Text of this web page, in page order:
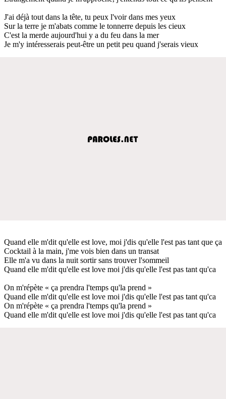
J'ai déjà tout dans la tête, tu peux l'voir dans mes yeux
Sur la terre je m'abats comme le tonnerre depuis les cieux
C'est la merde aujourd'hui y a du feu dans la mer
Je m'y intéresserais peut-être un petit peu quand j'serais vieux
Quand elle m'dit qu'elle est love, moi j'dis qu'elle l'est pas tant que ça
Cocktail à la main, j'me vois bien dans un transat
Elle m'a vu dans la nuit sortir sans trouver l'sommeil
Quand elle m'dit qu'elle est love moi j'dis qu'elle l'est pas tant qu'ca
On m'répète « ça prendra l'temps qu'la prend »
Quand elle m'dit qu'elle est love moi j'dis qu'elle l'est pas tant qu'ca
On m'répète « ça prendra l'temps qu'la prend »
Quand elle m'dit qu'elle est love moi j'dis qu'elle l'est pas tant qu'ca